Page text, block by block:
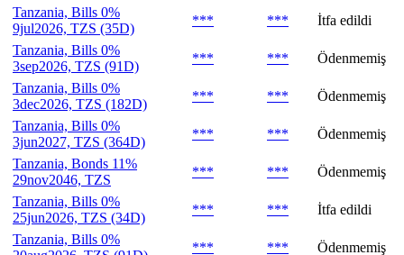
Tanzania, Bills 0%
9jul2026, TZS (35D)
*** ***
İtfa edildi
Tanzania, Bills 0%
3sep2026, TZS (91D)
*** ***
Ödenmemiş
Tanzania, Bills 0%
3dec2026, TZS (182D)
*** ***
Ödenmemiş
Tanzania, Bills 0%
3jun2027, TZS (364D)
*** ***
Ödenmemiş
Tanzania, Bonds 11%
29nov2046, TZS
*** ***
Ödenmemiş
Tanzania, Bills 0%
25jun2026, TZS (34D)
*** ***
İtfa edildi
Tanzania, Bills 0%
*** ***
Ödenmemiş